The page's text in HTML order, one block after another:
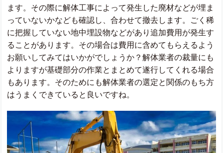
ます。その際に解体工事によって発生した廃材などが埋ま
っていないかなども確認し、合わせて撤去します。ごく稀
に把握していない地中埋設物などがあり追加費用が発生す
ることがあります。その場合は費用に含めてもらえるよう
お願いしてみてはいかがでしょうか？解体業者の裁量にも
よりますが基礎部分の作業とまとめて遂行してくれる場合
もあります。そのためにも解体業者の選定と関係のもち方
はうまくできていると良いですね。